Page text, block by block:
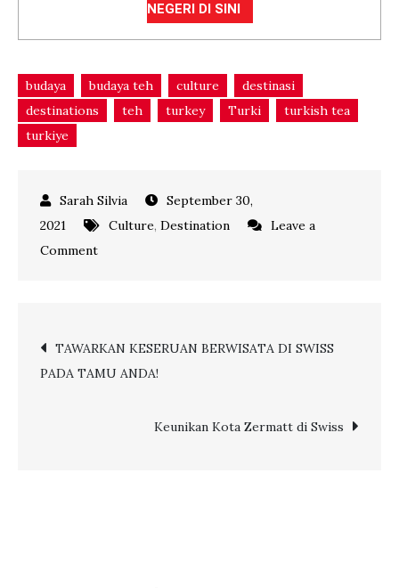
NEGERI DI SINI
budaya budaya teh culture
destinasi
destinations
teh turkey Turki
turkish tea
turkiye
September 30,
2021
Culture, Destination
Leave a
Commenton
yang
Wajib
Post
TAWARKAN KESERUAN BERWISATA DI SWISS
PADA TAMU ANDA!
Keunikan Kota Zermatt di Swiss